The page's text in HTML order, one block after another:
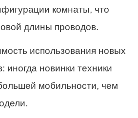
комнаты, что
длины проводов.
использования новых
иногда новинки техники
мобильности, чем